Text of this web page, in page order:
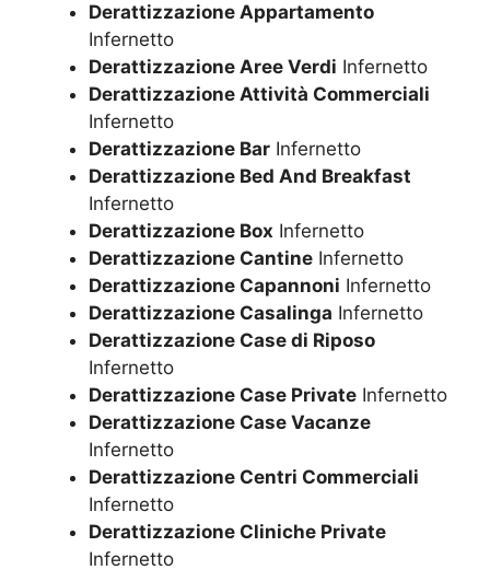
Derattizzazione Appartamento
Infernetto
Derattizzazione Aree Verdi Infernetto
Derattizzazione Attività Commerciali
Infernetto
Derattizzazione Bar Infernetto
Derattizzazione Bed And Breakfast
Infernetto
Derattizzazione Box Infernetto
Derattizzazione Cantine Infernetto
Derattizzazione Capannoni Infernetto
Derattizzazione Casalinga Infernetto
Derattizzazione Case di Riposo
Infernetto
Derattizzazione Case Private Infernetto
Derattizzazione Case Vacanze
Infernetto
Derattizzazione Centri Commerciali
Infernetto
Derattizzazione Cliniche Private
Infernetto